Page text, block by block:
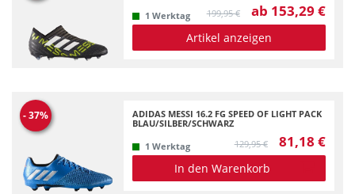
1 Werktag 199,95 € ab 153,29 €
Artikel anzeigen
-37%
ADIDAS MESSI 16.2 FG SPEED OF LIGHT PACK
BLAU/SILBER/SCHWARZ
1 Werktag 129,95 € 81,18 €
In den Warenkorb